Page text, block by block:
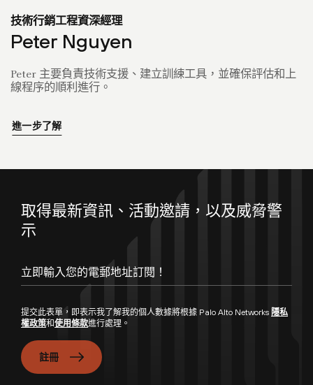
技術行銷工程資深經理
Peter Nguyen
Peter 主要負責技術支援、建立訓練工具，並確保評估和上
線程序的順利進行。
進一步了解
取得最新資訊、活動邀請，以及威脅警
示
提交此表單，即表示我了解我的個人數據將根據 Palo Alto Networks 隱私
權政策和使用條款進行處理。
註冊